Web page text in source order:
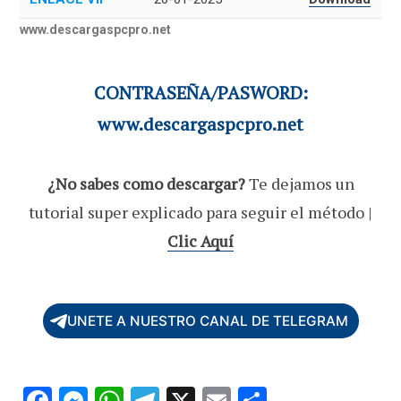
www.descargaspcpro.net
CONTRASEÑA/PASWORD:
www.descargaspcpro.net
¿No sabes como descargar?Te dejamos un
tutorial super explicado para seguir el método |
Clic Aquí
UNETE A NUESTRO CANAL DE TELEGRAM